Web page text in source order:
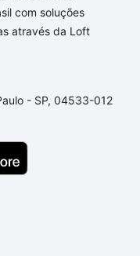
com soluções
através da Loft
- SP, 04533-012